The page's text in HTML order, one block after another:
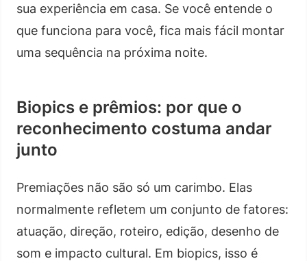
sua experiência em casa. Se você entende o
que funciona para você, fica mais fácil montar
uma sequência na próxima noite.
Biopics e prêmios: por que o
reconhecimento costuma andar
junto
Premiações não são só um carimbo. Elas
normalmente refletem um conjunto de fatores:
atuação, direção, roteiro, edição, desenho de
som e impacto cultural. Em biopics, isso é